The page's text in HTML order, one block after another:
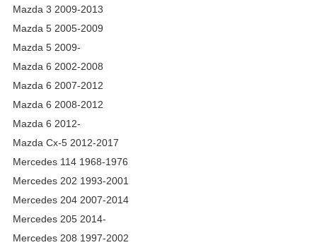
Mazda 3 2009-2013
Mazda 5 2005-2009
Mazda 5 2009-
Mazda 6 2002-2008
Mazda 6 2007-2012
Mazda 6 2008-2012
Mazda 6 2012-
Mazda Cx-5 2012-2017
Mercedes 114 1968-1976
Mercedes 202 1993-2001
Mercedes 204 2007-2014
Mercedes 205 2014-
Mercedes 208 1997-2002